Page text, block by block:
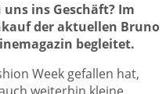
ins Geschäft? Im
der aktuellen Bruno
begleitet.
Week gefallen hat,